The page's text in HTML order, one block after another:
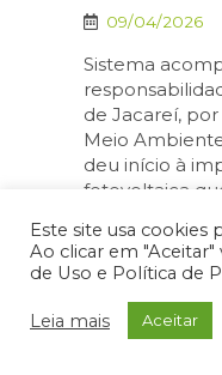
09/04/2026
Sistema
de Jacareí,
Meio
deu início à
fotovoltaica
anual de, pelo
cofres
energia,
Este site usa cookies
Ao clicar em
de Uso e Política de
Leia mais Aceitar